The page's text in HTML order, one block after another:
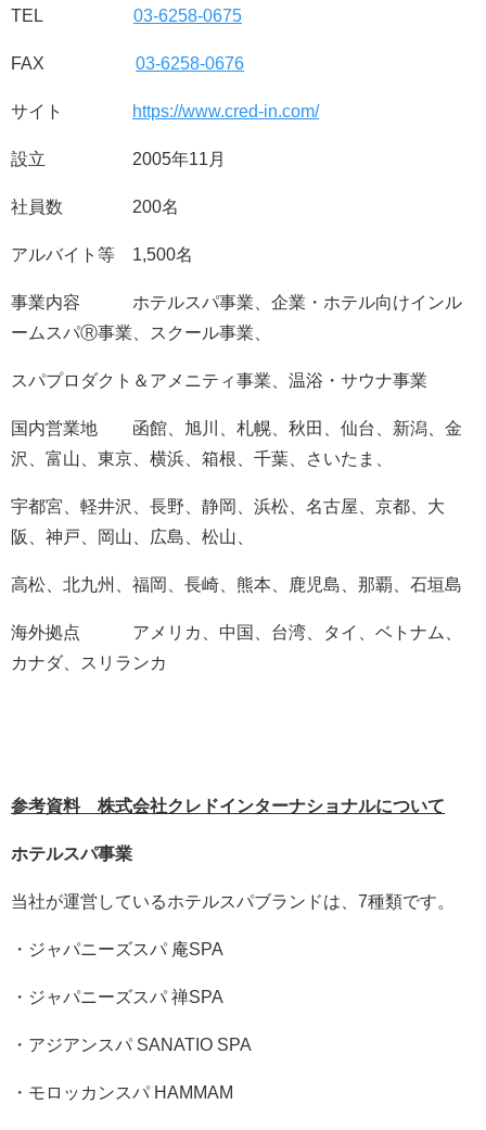
TEL 03-6258-0675
FAX 03-6258-0676
サイト https://www.cred-in.com/
設立 2005年11月
社員数 200名
アルバイト等 1,500名
事業内容 ホテルスパ事業、企業・ホテル向けインル
ームスパⓇ事業、スクール事業、
スパプロダクト＆アメニティ事業、温浴・サウナ事業
国内営業地 函館、旭川、札幌、秋田、仙台、新潟、金
沢、富山、東京、横浜、箱根、千葉、さいたま、
宇都宮、軽井沢、長野、静岡、浜松、名古屋、京都、大
阪、神戸、岡山、広島、松山、
高松、北九州、福岡、長崎、熊本、鹿児島、那覇、石垣島
海外拠点 アメリカ、中国、台湾、タイ、ベトナム、
カナダ、スリランカ
参考資料 株式会社クレドインターナショナルについて
ホテルスパ事業
当社が運営しているホテルスパブランドは、7種類です。
・ジャパニーズスパ 庵SPA
・ジャパニーズスパ 禅SPA
・アジアンスパ SANATIO SPA
・モロッカンスパ HAMMAM